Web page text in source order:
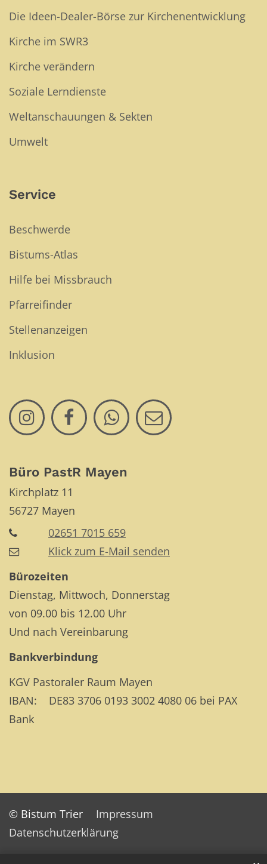
Die Ideen-Dealer-Börse zur Kirchenentwicklung
Kirche im SWR3
Kirche verändern
Soziale Lerndienste
Weltanschauungen & Sekten
Umwelt
Service
Beschwerde
Bistums-Atlas
Hilfe bei Missbrauch
Pfarreifinder
Stellenanzeigen
Inklusion
Büro PastR Mayen
Kirchplatz 11
56727 Mayen
02651 7015 659
Klick zum E-Mail senden
Bürozeiten
Dienstag, Mittwoch, Donnerstag
von 09.00 bis 12.00 Uhr
Und nach Vereinbarung
Bankverbindung
KGV Pastoraler Raum Mayen
IBAN: DE83 3706 0193 3002 4080 06 bei PAX
Bank
© Bistum Trier
Impressum
Datenschutzerklärung